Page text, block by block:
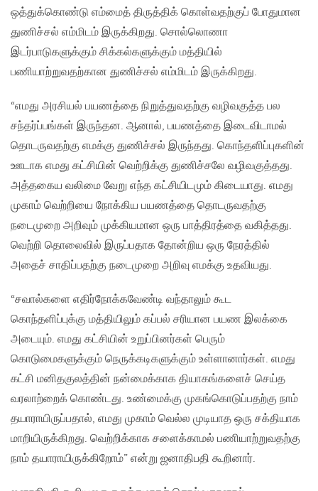
ஒத்துக்கொண்டு எம்மைத் திருத்திக் கொள்வதற்குப் போதுமான
துணிச்சல் எம்மிடம் இருக்கிறது. சொல்லொணா
இடர்பாடுகளுக்கும் சிக்கல்களுக்கும் மத்தியில்
பணியாற்றுவதற்கான துணிச்சல் எம்மிடம் இருக்கிறது.
“எமது அரசியல் பயணத்தை நிறுத்துவதற்கு வழிவகுத்த பல
சந்தர்ப்பங்கள் இருந்தன. ஆனால், பயணத்தை இடைவிடாமல்
தொடருவதற்கு எமக்கு துணிச்சல் இருந்தது. கொந்தளிப்புகளின்
ஊடாக எமது கட்சியின் வெற்றிக்கு துணிச்சலே வழிவகுத்தது.
அத்தகைய வலிமை வேறு எந்த கட்சியிடமும் கிடையாது. எமது
முகாம் வெற்றியை நோக்கிய பயணத்தை தொடருவதற்கு
நடைமுறை அறிவும் முக்கியமான ஒரு பாத்திரத்தை வகித்தது.
வெற்றி தொலைவில் இருப்பதாக தோன்றிய ஒரு நேரத்தில்
அதைச் சாதிப்பதற்கு நடைமுறை அறிவு எமக்கு உதவியது.
“சவால்களை எதிர்நோக்கவேண்டி வந்தாலும் கூட
கொந்தளிப்புக்கு மத்தியிலும் கப்பல் சரியான பயண இலக்கை
அடையும். எமது கட்சியின் உறுப்பினர்கள் பெரும்
கொடுமைகளுக்கும் நெருக்கடிகளுக்கும் உள்ளானார்கள். எமது
கட்சி மனிதகுலத்தின் நன்மைக்காக தியாகங்களைச் செய்த
வரலாற்றைக் கொண்டது. உண்மைக்கு முகங்கொடுப்பதற்கு நாம்
தயாராயிருப்பதால், எமது முகாம் வெல்ல முடியாத ஒரு சக்தியாக
மாறியிருக்கிறது. வெற்றிக்காக சளைக்காமல் பணியாற்றுவதற்கு
நாம் தயாராயிருக்கிறோம்” என்று ஜனாதிபதி கூறினார்.